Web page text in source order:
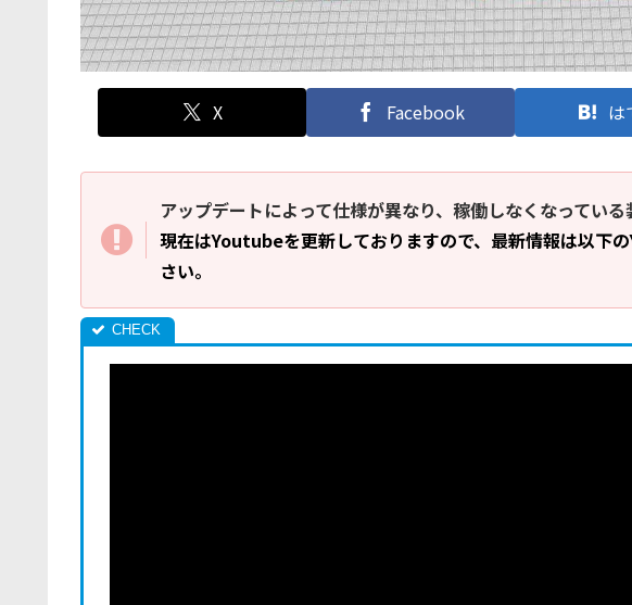
X Facebook は
アップデートによって仕様が異なり、稼働しなくなっている
現在はYoutubeを更新しておりますので、最新情報は以下
さい。